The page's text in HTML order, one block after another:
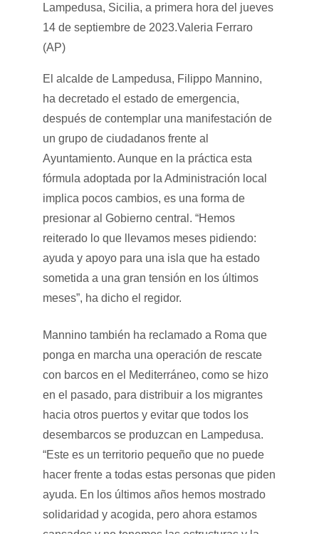
Lampedusa, Sicilia, a primera hora del jueves
14 de septiembre de 2023.Valeria Ferraro
(AP)
El alcalde de Lampedusa, Filippo Mannino,
ha decretado el estado de emergencia,
después de contemplar una manifestación de
un grupo de ciudadanos frente al
Ayuntamiento. Aunque en la práctica esta
fórmula adoptada por la Administración local
implica pocos cambios, es una forma de
presionar al Gobierno central. “Hemos
reiterado lo que llevamos meses pidiendo:
ayuda y apoyo para una isla que ha estado
sometida a una gran tensión en los últimos
meses”, ha dicho el regidor.
Mannino también ha reclamado a Roma que
ponga en marcha una operación de rescate
con barcos en el Mediterráneo, como se hizo
en el pasado, para distribuir a los migrantes
hacia otros puertos y evitar que todos los
desembarcos se produzcan en Lampedusa.
“Este es un territorio pequeño que no puede
hacer frente a todas estas personas que piden
ayuda. En los últimos años hemos mostrado
solidaridad y acogida, pero ahora estamos